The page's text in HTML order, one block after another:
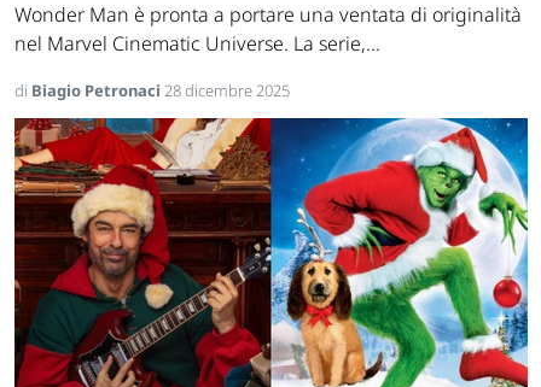
Wonder Man è pronta a portare una ventata di originalità
nel Marvel Cinematic Universe. La serie,...
di Biagio Petronaci 28 dicembre 2025